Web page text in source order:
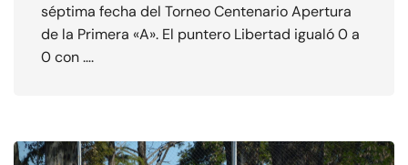
séptima fecha del Torneo Centenario Apertura
de la Primera «A». El puntero Libertad igualó 0 a
0 con ….